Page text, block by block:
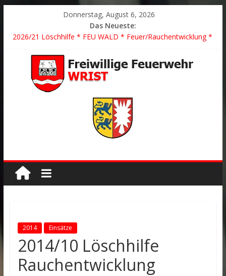
Donnerstag, August 6, 2026
Das Neueste:
2026/21 Löschhilfe * FEU WALD * Feuer/Rauchentwicklung *
2026/24 * TH G Y * PKW überschlagen *
2026/23 TH K Y * Person in festsitzendem Aufzug *
2026/22 TH Y * VU * 1 Person klemmt * Hingstheide
Der schönste Einsatz des Jahres 2026
2014 Einsätze
2014/10 Löschhilfe
Rauchentwicklung